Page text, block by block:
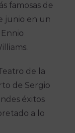
famosas de
junio en un
de la
de Sergio
éxitos
a lo